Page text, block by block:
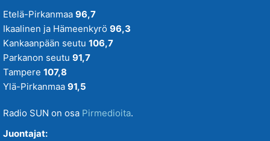
Etelä-Pirkanmaa 96,7
Ikaalinen ja Hämeenkyrö 96,3
Kankaanpään seutu 106,7
Parkanon seutu 91,7
Tampere 107,8
Ylä-Pirkanmaa 91,5
Radio SUN on osa Pirmedioita.
Juontajat: